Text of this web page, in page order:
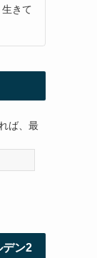
きて
ば、最
デン2